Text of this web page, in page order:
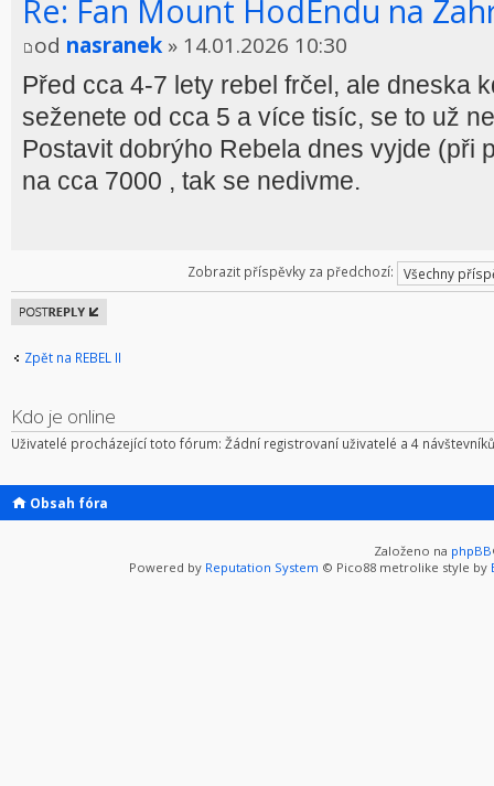
Re: Fan Mount HodEndu na
od nasranek » 14.01.2026 10:30
Před cca 4-7 lety rebel frčel, ale dneska
seženete od cca 5 a více tisíc, se to už
Postavit dobrýho Rebela dnes vyjde (při
na cca 7000 , tak se nedivme.
Zobrazit příspěvky za předchozí:
Odeslat
odpověď
Zpět na REBEL II
Kdo je online
Uživatelé procházející toto fórum: Žádní registrovaní uživatelé a 4 návštevníků
Obsah fóra
Založeno na phpBB
Powered by Reputation System © Pico88 metrolike style by